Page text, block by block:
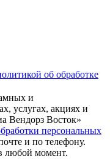
об обработке
и
услугах, акциях и
Вендорз Восток»
персональных
и по телефону.
любой момент.